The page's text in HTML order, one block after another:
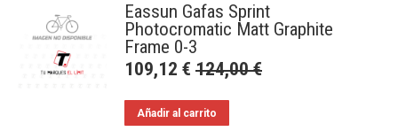
Eassun Gafas Sprint
Photocromatic Matt Graphite
Frame 0-3
109,12 € 124,00€
Añadir al carrito